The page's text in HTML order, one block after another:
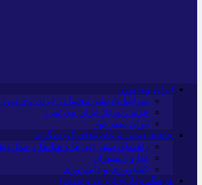
ایران وی تورز
شرایط بازنشر محتوا در ایران وی تورز
خرید رپورتاژ ایران وی تورز
ایران سفر تور
جاهای دیدنی و جاذبه‌های گردشگری
راهنمای سفر (تورها و هتل‌ها و
غذا و رستوران
کشاورزی و دامپروری
فرهنگ و تاریخ (ایران و جهان)